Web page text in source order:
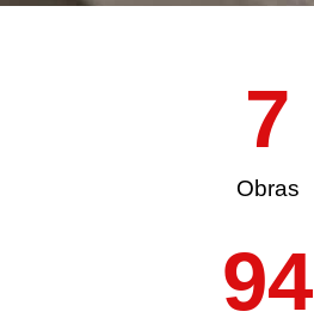
Obras
7
94